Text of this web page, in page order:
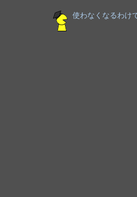
使わなくなるわけ